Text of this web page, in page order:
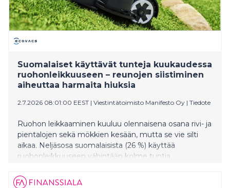
Suomalaiset käyttävät tunteja kuukaudessa
ruohonleikkuuseen – reunojen siistiminen
aiheuttaa harmaita hiuksia
2.7.2026 08:01:00 EEST | Viestintätoimisto Manifesto Oy | Tiedote
Ruohon leikkaaminen kuuluu olennaisena osana rivi- ja
pientalojen sekä mökkien kesään, mutta se vie silti
aikaa. Neljäsosa suomalaisista (26 %) käyttää
ruohonleikkuuseen vähintään kolme tuntia
suomalainen kertoo haluavansa ulkoistaa